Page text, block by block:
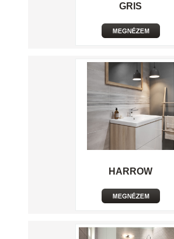
GRIS
HARROW